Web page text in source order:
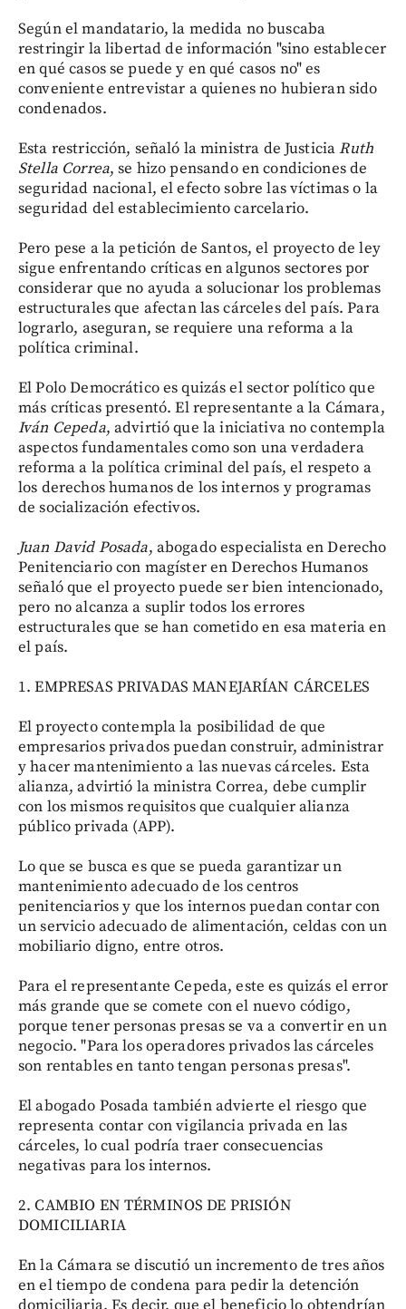
Según el mandatario, la medida no buscaba
restringir la libertad de información "sino establecer
en qué casos se puede y en qué casos no" es
conveniente entrevistar a quienes no hubieran sido
condenados.
Esta restricción, señaló la ministra de JusticiaRuth
Stella Correa, se hizo pensando en condiciones de
seguridad nacional, el efecto sobre las víctimas o la
seguridad del establecimiento carcelario.
Pero pese a la petición de Santos, el proyecto de ley
sigue enfrentando críticas en algunos sectores por
considerar que no ayuda a solucionar los problemas
estructurales que afectan las cárceles del país. Para
lograrlo, aseguran, se requiere una reforma a la
política criminal.
El Polo Democrático es quizás el sector político que
más críticas presentó. El representante a la Cámara,
Iván Cepeda, advirtió que la iniciativa no contempla
aspectos fundamentales como son una verdadera
reforma a la política criminal del país, el respeto a
los derechos humanos de los internos y programas
de socialización efectivos.
Juan David Posada, abogado especialista en Derecho
Penitenciario con magíster en Derechos Humanos
señaló que el proyecto puede ser bien intencionado,
pero no alcanza a suplir todos los errores
estructurales que se han cometido en esa materia en
el país.
1. EMPRESAS PRIVADAS MANEJARÍAN CÁRCELES
El proyecto contempla la posibilidad de que
empresarios privados puedan construir, administrar
y hacer mantenimiento a las nuevas cárceles. Esta
alianza, advirtió la ministra Correa, debe cumplir
con los mismos requisitos que cualquier alianza
público privada (APP).
Lo que se busca es que se pueda garantizar un
mantenimiento adecuado de los centros
penitenciarios y que los internos puedan contar con
un servicio adecuado de alimentación, celdas con un
mobiliario digno, entre otros.
Para el representante Cepeda, este es quizás el error
más grande que se comete con el nuevo código,
porque tener personas presas se va a convertir en un
negocio. "Para los operadores privados las cárceles
son rentables en tanto tengan personas presas".
El abogado Posada también advierte el riesgo que
representa contar con vigilancia privada en las
cárceles, lo cual podría traer consecuencias
negativas para los internos.
2. CAMBIO EN TÉRMINOS DE PRISIÓN
DOMICILIARIA
En la Cámara se discutió un incremento de tres años
en el tiempo de condena para pedir la detención